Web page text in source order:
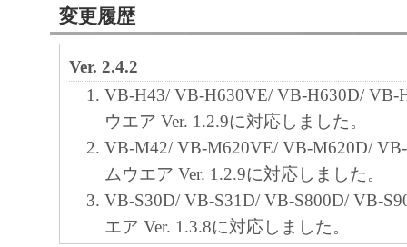
(3) お客様は、「許諾ソフトウェア」の全
ル、逆アセンブルまたは他のプログラミン
ることはできません。また、第三者にこの
せてはなりません。
(4) 本契約に明示的に定める場合を除き、
諾ソフトウェア」を再使用許諾、譲渡、販
貸、リースもしくは貸与すること、または
訳することはできません。
変更履歴
Ver. 2.4.2
VB-H43/ VB-H630VE/ VB-H630D/ VB-
ウエア Ver. 1.2.9に対応しました。
VB-M42/ VB-M620VE/ VB-M620D/
ムウエア Ver. 1.2.9に対応しました。
VB-S30D/ VB-S31D/ VB-S800D/ VB-
エア Ver. 1.3.8に対応しました。